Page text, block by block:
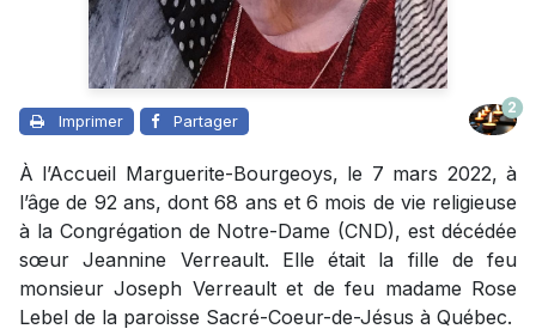
Imprimer Partager
2
À l’Accueil Marguerite-Bourgeoys, le 7 mars 2022, à
l’âge de 92 ans, dont 68 ans et 6 mois de vie religieuse
à la Congrégation de Notre-Dame (CND), est décédée
sœur Jeannine Verreault. Elle était la fille de feu
monsieur Joseph Verreault et de feu madame Rose
Lebel de la paroisse Sacré-Coeur-de-Jésus à Québec.